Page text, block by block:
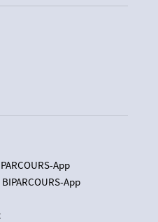
App
App